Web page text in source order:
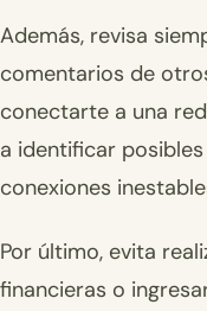
Además, revisa
comentarios de
conectarte a una
a identificar
conexiones
Por último, evita
financieras o